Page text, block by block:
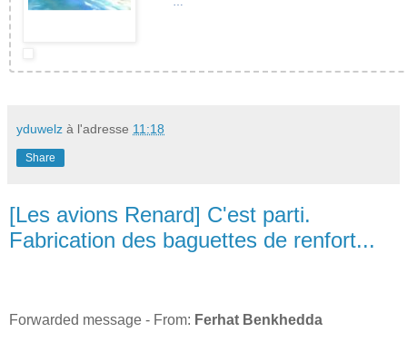
yduwelz à l'adresse 11:18
Share
[Les avions Renard] C'est parti.
Fabrication des baguettes de renfort...
Forwarded message - From: Ferhat Benkhedda